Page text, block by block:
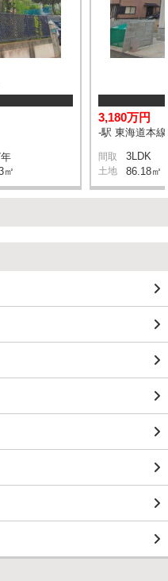
㎡
3,180万円
-駅 東海道本
間取 3LDK
土地 86.18㎡